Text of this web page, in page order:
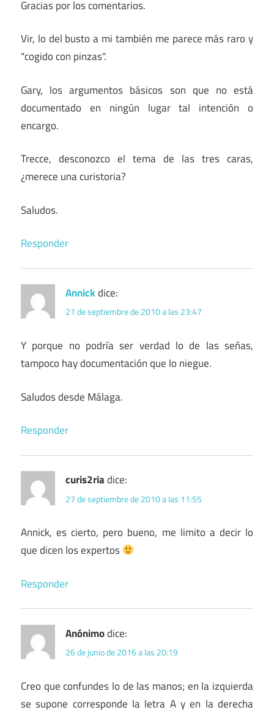
Gracias por los comentarios.
Vir, lo del busto a mi también me parece más raro y
"cogido con pinzas".
Gary, los argumentos básicos son que no está
documentado en ningún lugar tal intención o
encargo.
Trecce, desconozco el tema de las tres caras,
¿merece una curistoria?
Saludos.
Responder
Annickdice:
21 de septiembre de 2010 a las 23:47
Y porque no podría ser verdad lo de las señas,
tampoco hay documentación que lo niegue.
Saludos desde Málaga.
Responder
curis2riadice:
27 de septiembre de 2010 a las 11:55
Annick, es cierto, pero bueno, me limito a decir lo
que dicen los expertos
Responder
Anónimodice:
26 de junio de 2016 a las 20:19
Creo que confundes lo de las manos; en la izquierda
se supone corresponde la letra A y en la derecha